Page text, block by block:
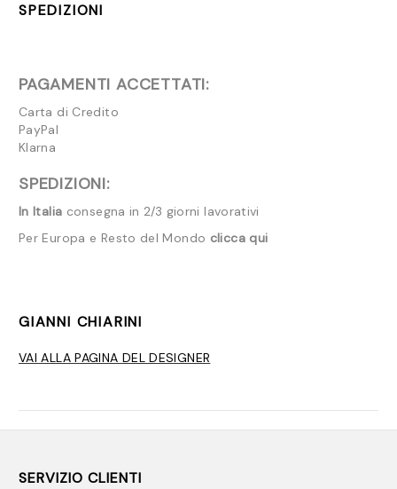
SPEDIZIONI
PAGAMENTI ACCETTATI:
Carta di Credito
PayPal
Klarna
SPEDIZIONI:
In Italia consegna in 2/3 giorni lavorativi
Per Europa e Resto del Mondo clicca qui
GIANNI CHIARINI
VAI ALLA PAGINA DEL DESIGNER
SERVIZIO CLIENTI